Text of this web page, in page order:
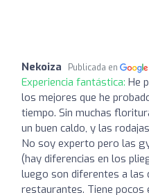
Nekoiza Publicada en
Experiencia fantástica: He
los mejores que he
tiempo. Sin muchas
un buen caldo, y las
No soy experto pero las
(hay diferencias en los
luego son diferentes a las
restaurantes. Tiene